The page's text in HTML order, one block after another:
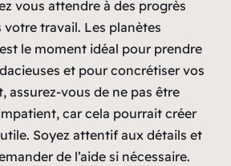
vous attendre à des progrès
travail. Les planètes
le moment idéal pour prendre
et pour concrétiser vos
assurez-vous de ne pas être
car cela pourrait créer
Soyez attentif aux détails et
de l’aide si nécessaire.